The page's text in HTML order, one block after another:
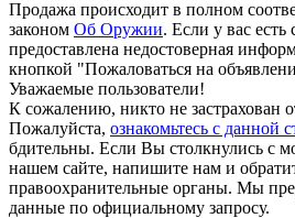
Продажа происходит в полном
законом Об Оружии. Если у вас
предоставлена недостоверная
кнопкой "Пожаловаться на
Уважаемые пользователи!
К сожалению, никто не застрахован
Пожалуйста, ознакомьтесь с данной
бдительны. Если Вы столкнулись с
нашем сайте, напишите нам и
правоохранительные органы. Мы
данные по официальному запросу.